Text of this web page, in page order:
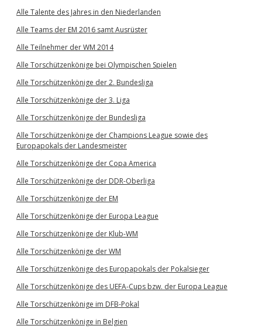
Alle Talente des Jahres in den Niederlanden
Alle Teams der EM 2016 samt Ausrüster
Alle Teilnehmer der WM 2014
Alle Torschützenkönige bei Olympischen Spielen
Alle Torschützenkönige der 2. Bundesliga
Alle Torschützenkönige der 3. Liga
Alle Torschützenkönige der Bundesliga
Alle Torschützenkönige der Champions League sowie des
Europapokals der Landesmeister
Alle Torschützenkönige der Copa America
Alle Torschützenkönige der DDR-Oberliga
Alle Torschützenkönige der EM
Alle Torschützenkönige der Europa League
Alle Torschützenkönige der Klub-WM
Alle Torschützenkönige der WM
Alle Torschützenkönige des Europapokals der Pokalsieger
Alle Torschützenkönige des UEFA-Cups bzw. der Europa League
Alle Torschützenkönige im DFB-Pokal
Alle Torschützenkönige in Belgien